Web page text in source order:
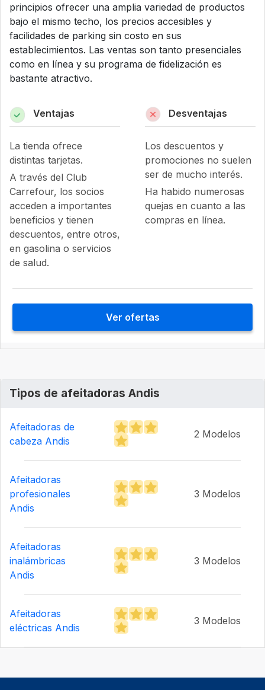
principios ofrecer una amplia variedad de productos
bajo el mismo techo, los precios accesibles y
facilidades de parking sin costo en sus
establecimientos. Las ventas son tanto presenciales
como en línea y su programa de fidelización es
bastante atractivo.
Ventajas
La tienda ofrece
distintas tarjetas.
A través del Club
Carrefour, los socios
acceden a importantes
beneficios y tienen
descuentos, entre otros,
en gasolina o servicios
de salud.
Desventajas
Los descuentos y
promociones no suelen
ser de mucho interés.
Ha habido numerosas
quejas en cuanto a las
compras en línea.
Ver ofertas
Tipos de afeitadoras Andis
Afeitadoras de
cabeza Andis
2 Modelos
Afeitadoras
profesionales
Andis
3 Modelos
Afeitadoras
inalámbricas
Andis
3 Modelos
Afeitadoras
eléctricas Andis
3 Modelos